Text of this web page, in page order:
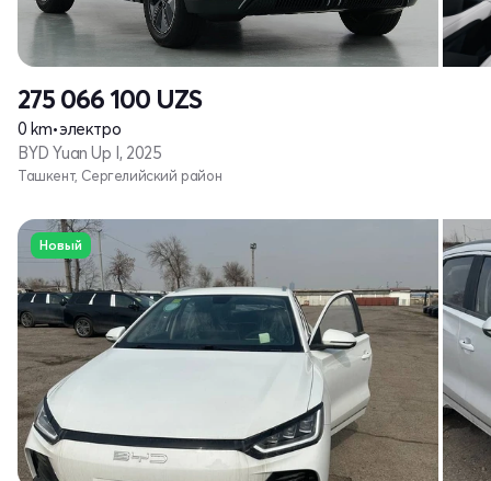
275 066 100 UZS
0 km•электро
BYD Yuan Up I, 2025
Ташкент, Сергелийский район
Новый